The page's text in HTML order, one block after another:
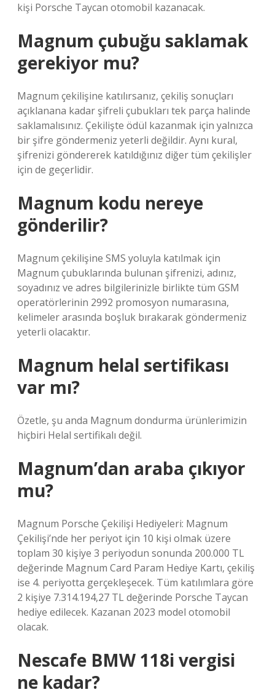
kişi Porsche Taycan otomobil kazanacak.
Magnum çubuğu saklamak
gerekiyor mu?
Magnum çekilişine katılırsanız, çekiliş sonuçları
açıklanana kadar şifreli çubukları tek parça halinde
saklamalısınız. Çekilişte ödül kazanmak için yalnızca
bir şifre göndermeniz yeterli değildir. Aynı kural,
şifrenizi göndererek katıldığınız diğer tüm çekilişler
için de geçerlidir.
Magnum kodu nereye
gönderilir?
Magnum çekilişine SMS yoluyla katılmak için
Magnum çubuklarında bulunan şifrenizi, adınız,
soyadınız ve adres bilgilerinizle birlikte tüm GSM
operatörlerinin 2992 promosyon numarasına,
kelimeler arasında boşluk bırakarak göndermeniz
yeterli olacaktır.
Magnum helal sertifikası
var mı?
Özetle, şu anda Magnum dondurma ürünlerimizin
hiçbiri Helal sertifikalı değil.
Magnum’dan araba çıkıyor
mu?
Magnum Porsche Çekilişi Hediyeleri: Magnum
Çekilişi’nde her periyot için 10 kişi olmak üzere
toplam 30 kişiye 3 periyodun sonunda 200.000 TL
değerinde Magnum Card Param Hediye Kartı, çekiliş
ise 4. periyotta gerçekleşecek. Tüm katılımlara göre
2 kişiye 7.314.194,27 TL değerinde Porsche Taycan
hediye edilecek. Kazanan 2023 model otomobil
olacak.
Nescafe BMW 118i vergisi
ne kadar?